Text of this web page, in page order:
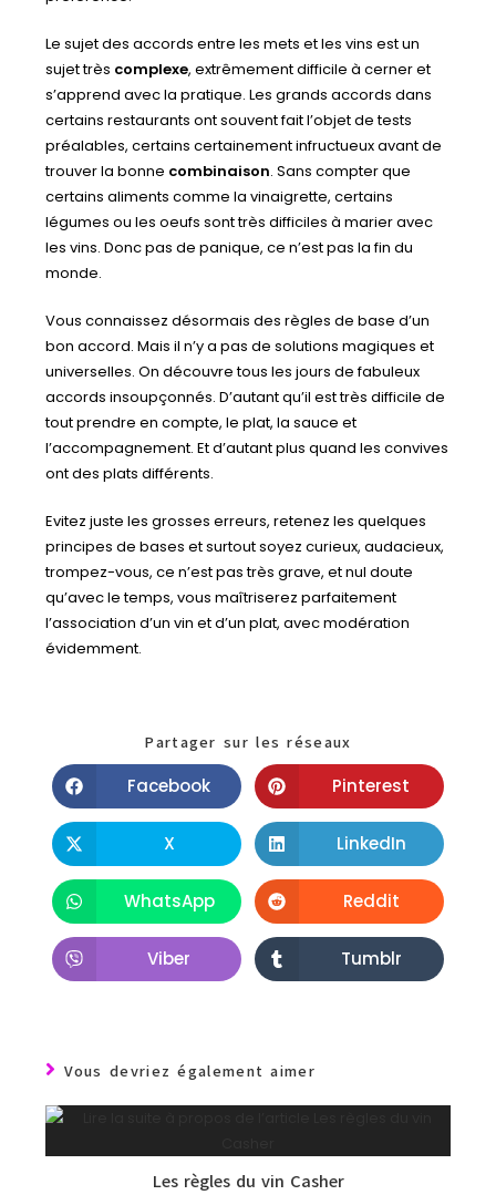
Le sujet des accords entre les mets et les vins est un
sujet très complexe, extrêmement difficile à cerner et
s’apprend avec la pratique. Les grands accords dans
certains restaurants ont souvent fait l’objet de tests
préalables, certains certainement infructueux avant de
trouver la bonne combinaison. Sans compter que
certains aliments comme la vinaigrette, certains
légumes ou les oeufs sont très difficiles à marier avec
les vins. Donc pas de panique, ce n’est pas la fin du
monde.
Vous connaissez désormais des règles de base d’un
bon accord. Mais il n’y a pas de solutions magiques et
universelles. On découvre tous les jours de fabuleux
accords insoupçonnés. D’autant qu’il est très difficile de
tout prendre en compte, le plat, la sauce et
l’accompagnement. Et d’autant plus quand les convives
ont des plats différents.
Evitez juste les grosses erreurs, retenez les quelques
principes de bases et surtout soyez curieux, audacieux,
trompez-vous, ce n’est pas très grave, et nul doute
qu’avec le temps, vous maîtriserez parfaitement
l’association d’un vin et d’un plat, avec modération
évidemment.
Partager sur les réseaux
Facebook Pinterest
X LinkedIn
WhatsApp Reddit
Viber Tumblr
Vous devriez également aimer
Les règles du vin Casher